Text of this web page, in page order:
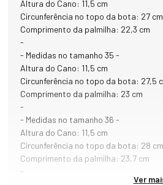
forrada em lã sintética (palmilha, pé
aveludado e aquecimento durante as
Para garantir o ajuste anatômico
frontais e zíper lateral,
PRINCIPAIS CARACTERÍSTICAS:
* Forro em lã sintética: Desenvolvido
milímetros de espessura, aquecendo
* Sola leve e segura: O solado é feito
e antiderrapante.
* Couro: Desenvolvido 100% em couro
tratamento impermeabilizante.
Ver
Altura do Cano: 11,5 cm
Circunferência no topo da bota: 27
Comprimento da palmilha: 22,3 cm
-
- Medidas no tamanho 35 -
Altura do Cano: 11,5 cm
Circunferência no topo da bota: 27,5
Comprimento da palmilha: 23 cm
-
- Medidas no tamanho 36 -
Altura do Cano: 11,5 cm
Circunferência no topo da bota: 28
Comprimento da palmilha: 23,7 cm
-